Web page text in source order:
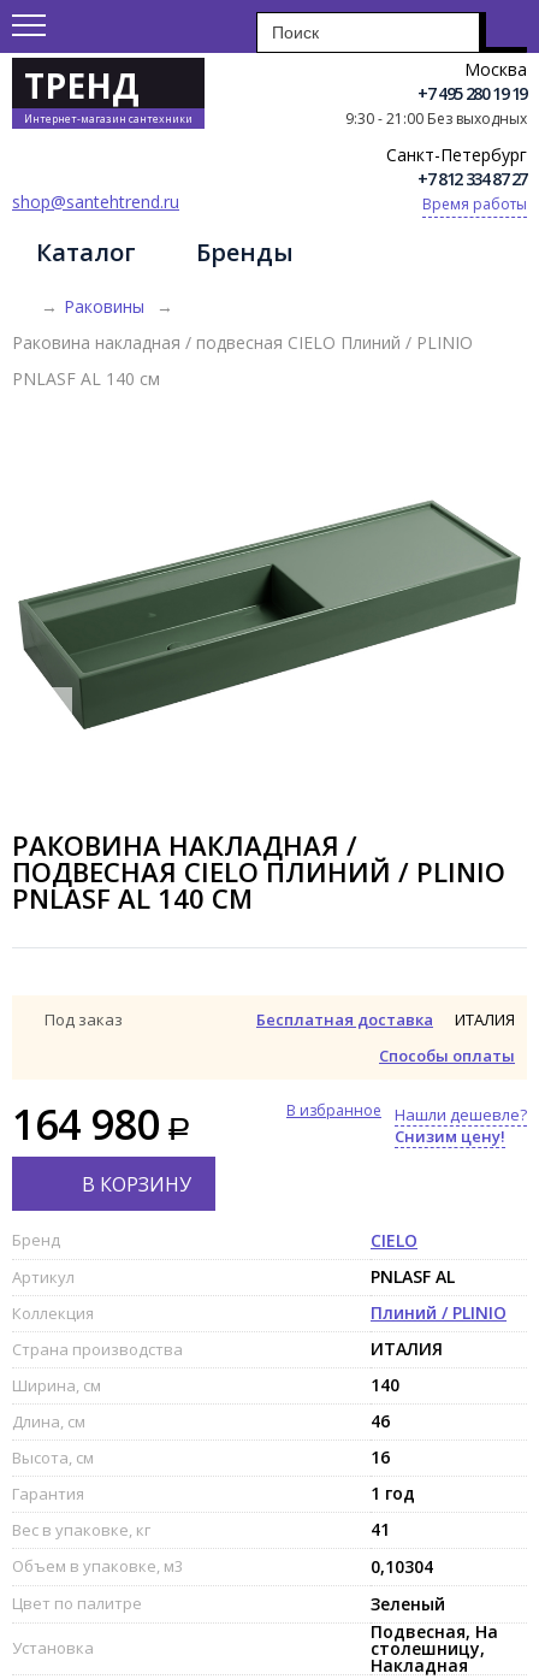
ТРЕНД
Интернет-магазин сантехники
Москва
+7 495 280 19 19
9:30 - 21:00 Без выходных
Санкт-Петербург
+7 812 334 87 27
Время работы
shop@santehtrend.ru
Каталог Бренды
→ Раковины
→
Раковина накладная / подвесная CIELO Плиний / PLINIO
PNLASF AL 140 см
РАКОВИНА НАКЛАДНАЯ /
ПОДВЕСНАЯ CIELO ПЛИНИЙ / PLINIO
PNLASF AL 140 СМ
Под заказ
Бесплатная доставка
Способы оплаты
ИТАЛИЯ
164 980
Нашли дешевле?
Снизим цену!
В избранное
В КОРЗИНУ
Бренд CIELO
Артикул PNLASF AL
Коллекция Плиний / PLINIO
Страна производства ИТАЛИЯ
Ширина, см 140
Длина, см 46
Высота, см 16
Гарантия 1 год
Вес в упаковке, кг 41
Объем в упаковке, м3 0,10304
Цвет по палитре Зеленый
Установка
Подвесная, На
столешницу,
Накладная